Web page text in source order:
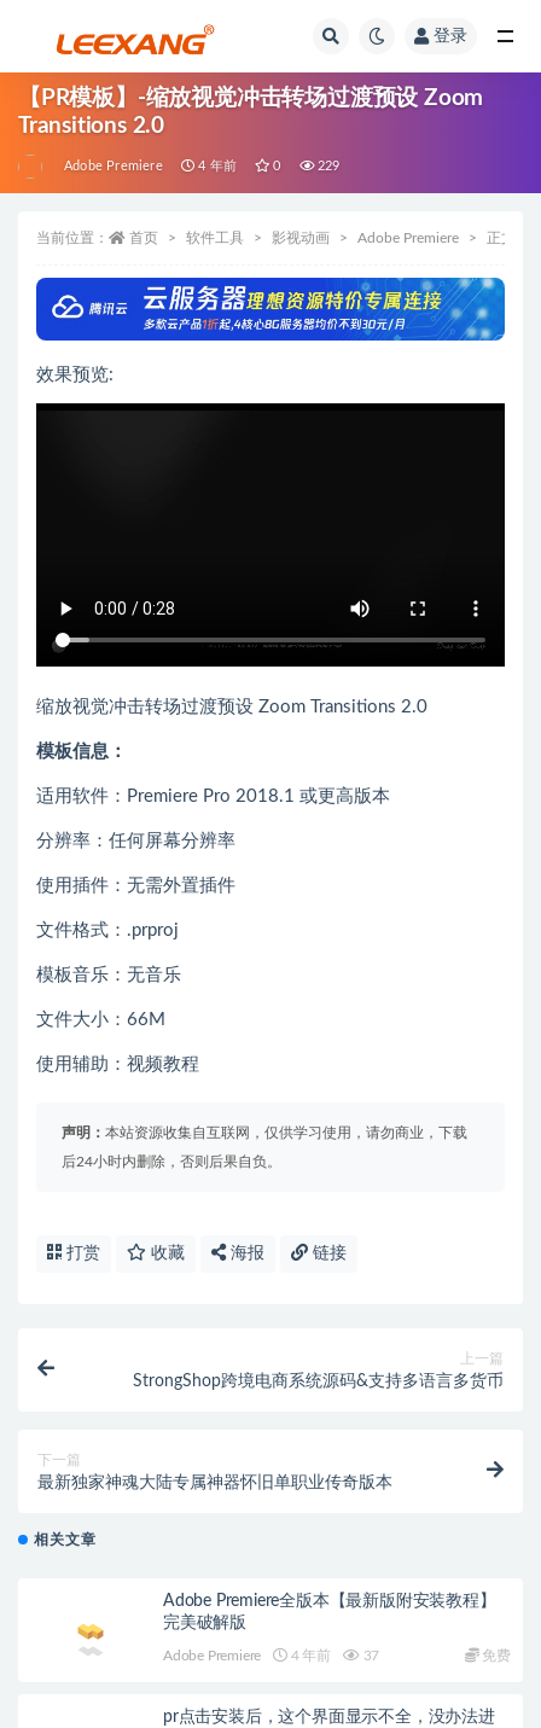
登录
【PR模板】-缩放视觉冲击转场过渡预设 Zoom
Transitions 2.0
Adobe Premiere 4 年前 0 229
当前位置： 首页 软件工具 影视动画 Adobe Premiere 正文
效果预览:
缩放视觉冲击转场过渡预设 Zoom Transitions 2.0
模板信息：
适用软件：Premiere Pro 2018.1 或更高版本
分辨率：任何屏幕分辨率
使用插件：无需外置插件
文件格式：.prproj
模板音乐：无音乐
文件大小：66M
使用辅助：视频教程
声明： 本站资源收集自互联网，仅供学习使用，请勿商业，下载
后24小时内删除，否则后果自负。
打赏 收藏 海报 链接
上一篇
StrongShop跨境电商系统源码&支持多语言多货币
下一篇
最新独家神魂大陆专属神器怀旧单职业传奇版本
相关文章
Adobe Premiere全版本【最新版附安装教程】
完美破解版
Adobe Premiere 4 年前 37 免费
pr点击安装后，这个界面显示不全，没办法进